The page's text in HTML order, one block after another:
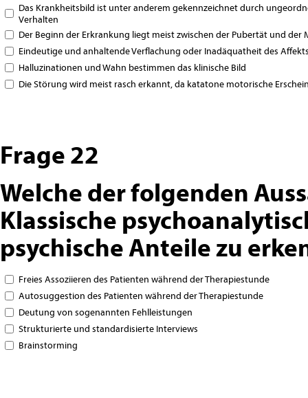
Das Krankheitsbild ist unter anderem gekennzeichnet durch
Verhalten
Der Beginn der Erkrankung liegt meist zwischen der Pubertät und der
Eindeutige und anhaltende Verflachung oder Inadäquatheit des
Halluzinationen und Wahn bestimmen das klinische Bild
Die Störung wird meist rasch erkannt, da katatone motorische
Frage 22
Welche der folgenden
Klassische
psychische Anteile zu
Freies Assoziieren des Patienten während der Therapiestunde
Autosuggestion des Patienten während der Therapiestunde
Deutung von sogenannten Fehlleistungen
Strukturierte und standardisierte Interviews
Brainstorming